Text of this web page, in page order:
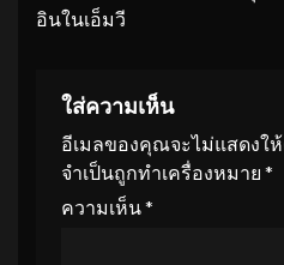
อินในเอ็มวี
ใส่ความเห็น
อีเมลของคุณจะไม่แสดงใ
จำเป็นถูกทำเครื่องหมาย *
ความเห็น*